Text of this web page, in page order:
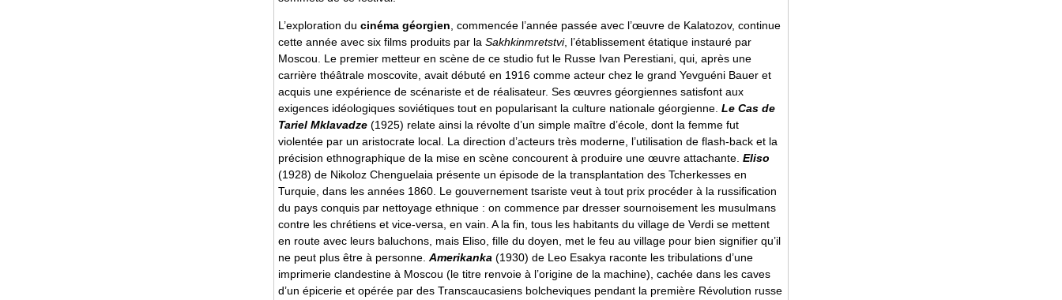
L’exploration du cinéma géorgien, commencée l’année passée avec l’œuvre de Kalatozov, continue
cette année avec six films produits par la Sakhkinmretstvi, l’établissement étatique instauré par
Moscou. Le premier metteur en scène de ce studio fut le Russe Ivan Perestiani, qui, après une
carrière théâtrale moscovite, avait débuté en 1916 comme acteur chez le grand Yevguéni Bauer et
acquis une expérience de scénariste et de réalisateur. Ses œuvres géorgiennes satisfont aux
exigences idéologiques soviétiques tout en popularisant la culture nationale géorgienne. Le Cas de
Tariel Mklavadze (1925) relate ainsi la révolte d’un simple maître d’école, dont la femme fut
violentée par un aristocrate local. La direction d’acteurs très moderne, l’utilisation de flash-back et la
précision ethnographique de la mise en scène concourent à produire une œuvre attachante. Eliso
(1928) de Nikoloz Chenguelaia présente un épisode de la transplantation des Tcherkesses en
Turquie, dans les années 1860. Le gouvernement tsariste veut à tout prix procéder à la russification
du pays conquis par nettoyage ethnique : on commence par dresser sournoisement les musulmans
contre les chrétiens et vice-versa, en vain. A la fin, tous les habitants du village de Verdi se mettent
en route avec leurs baluchons, mais Eliso, fille du doyen, met le feu au village pour bien signifier qu’il
ne peut plus être à personne. Amerikanka (1930) de Leo Esakya raconte les tribulations d’une
imprimerie clandestine à Moscou (le titre renvoie à l’origine de la machine), cachée dans les caves
d’un épicerie et opérée par des Transcaucasiens bolcheviques pendant la première Révolution russe